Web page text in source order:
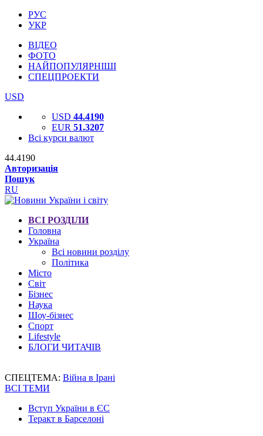
РУС
УКР
ВІДЕО
ФОТО
НАЙПОПУЛЯРНІШІ
СПЕЦПРОЕКТИ
USD
USD 44.4190
EUR 51.3207
Всі курси валют
44.4190
Авторизація
Пошук
RU
ВСІ РОЗДІЛИ
Головна
Україна
Всі новини розділу
Політика
Місто
Світ
Бізнес
Наука
Шоу-бізнес
Спорт
Lifestyle
БЛОГИ ЧИТАЧІВ
СПЕЦТЕМА: Війна в Ірані
ВСІ ТЕМИ
Вступ України в ЄС
Теракт в Барселоні